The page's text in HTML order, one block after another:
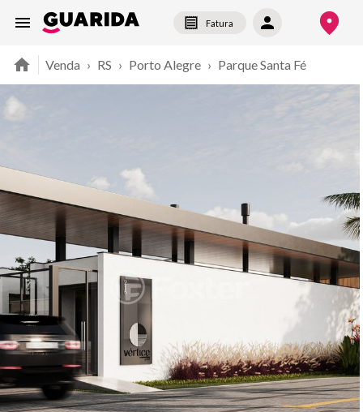
Fatura
Venda › RS › Porto Alegre › Parque Santa Fé